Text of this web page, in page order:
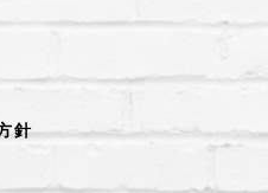
針